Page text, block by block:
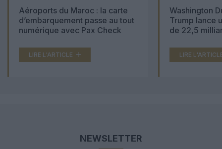
Aéroports du Maroc : la carte
d’embarquement passe au tout
numérique avec Pax Check
LIRE L'ARTICLE
Washington
Trump lance
de 22,5
LIRE
NEWSLETTER